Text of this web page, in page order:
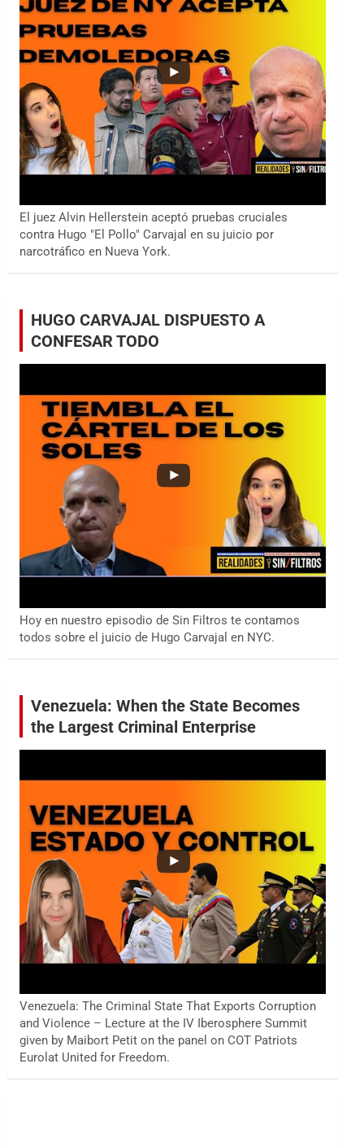
El juez Alvin Hellerstein aceptó pruebas cruciales
contra Hugo "El Pollo" Carvajal en su juicio por
narcotráfico en Nueva York.
HUGO CARVAJAL DISPUESTO A
CONFESAR TODO
Hoy en nuestro episodio de Sin Filtros te contamos
todos sobre el juicio de Hugo Carvajal en NYC.
Venezuela: When the State Becomes
the Largest Criminal Enterprise
Venezuela: The Criminal State That Exports Corruption
and Violence – Lecture at the IV Iberosphere Summit
given by Maibort Petit on the panel on COT Patriots
Eurolat United for Freedom.